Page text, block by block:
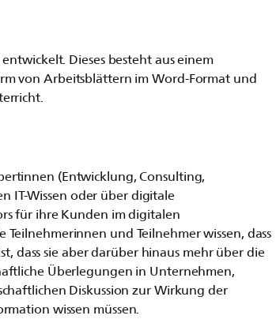
Dieses besteht aus einem
von Arbeitsblättern im Word-Format und
(Entwicklung, Consulting,
IT-Wissen oder über digitale
für ihre Kunden im digitalen
und Teilnehmer wissen, dass
dass sie aber darüber hinaus mehr über die
Überlegungen in Unternehmen,
Diskussion zur Wirkung der
wissen müssen.